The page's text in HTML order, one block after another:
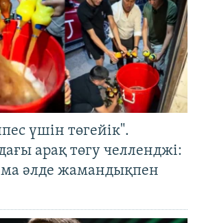
үшін төгейік".
арақ төгу челленджі:
әлде жамандықпен